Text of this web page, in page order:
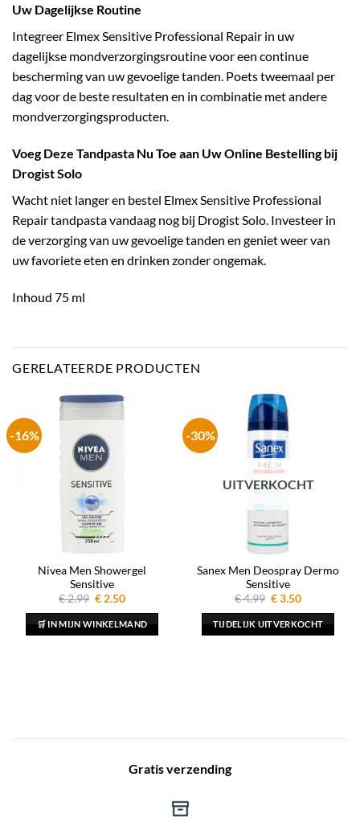
Uw Dagelijkse Routine
Integreer Elmex Sensitive Professional Repair in uw
dagelijkse mondverzorgingsroutine voor een continue
bescherming van uw gevoelige tanden. Poets tweemaal per
dag voor de beste resultaten en in combinatie met andere
mondverzorgingsproducten.
Voeg Deze Tandpasta Nu Toe aan Uw Online Bestelling bij
Drogist Solo
Wacht niet langer en bestel Elmex Sensitive Professional
Repair tandpasta vandaag nog bij Drogist Solo. Investeer in
de verzorging van uw gevoelige tanden en geniet weer van
uw favoriete eten en drinken zonder ongemak.
Inhoud 75 ml
GERELATEERDE PRODUCTEN
-16%
Nivea Men Showergel
Sensitive
€2.99 Oorspronkelijke
was:
€ 2.99.
€2.50Huidige
is:
€ 2.50.
🛒 IN MIJN WINKELMAND
-30%
UITVERKOCHT
Sanex Men Deospray Dermo
Sensitive
€4.99 Oorspronkelijke
was:
€ 4.99.
€3.50Huidige
is:
€ 3.50.
TIJDELIJK UITVERKOCHT
Gratis verzending